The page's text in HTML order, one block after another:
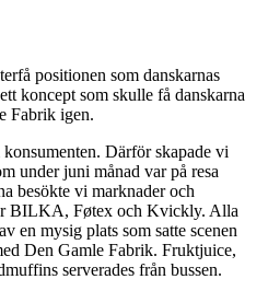
positionen som danskarnas
koncept som skulle få danskarna
Fabrik igen.
Därför skapade vi
under juni månad var på resa
besökte vi marknader och
BILKA, Føtex och Kvickly. Alla
en mysig plats som satte scenen
Den Gamle Fabrik. Fruktjuice,
serverades från bussen.